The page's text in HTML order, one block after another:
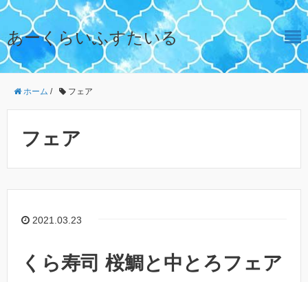
あーくらいふすたいる
ホーム / フェア
フェア
2021.03.23
くら寿司 桜鯛と中とろフェア